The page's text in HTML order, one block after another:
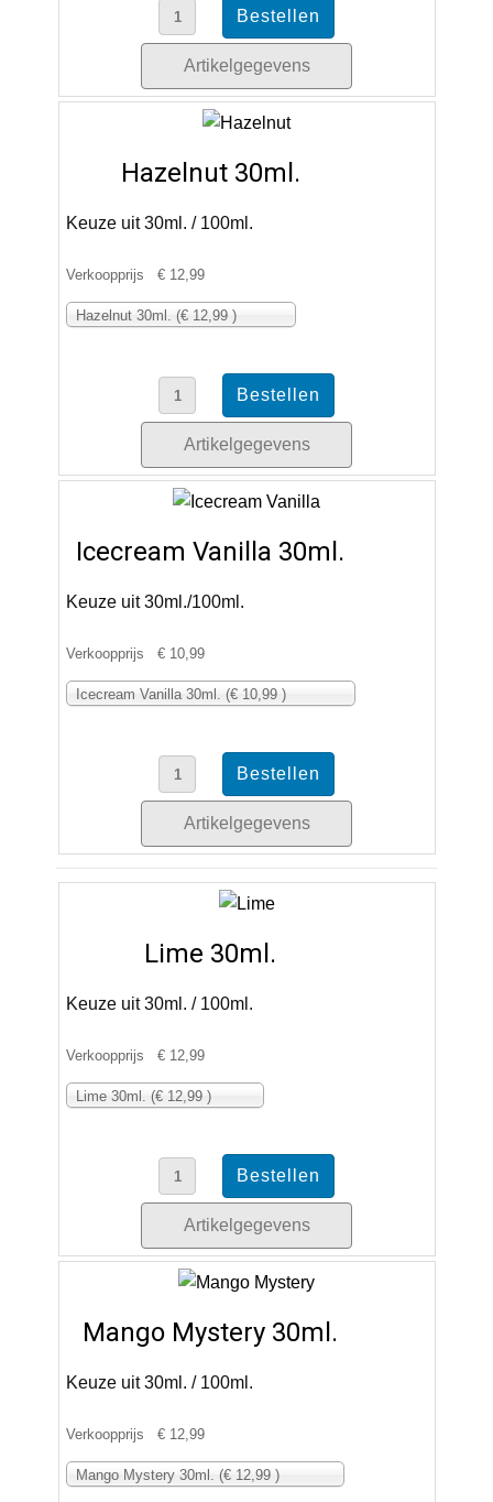
Artikelgegevens
Hazelnut 30ml.
Keuze uit 30ml. / 100ml.
Verkoopprijs € 12,99
Hazelnut 30ml. (€ 12,99 )
Artikelgegevens
Icecream Vanilla 30ml.
Keuze uit 30ml./100ml.
Verkoopprijs € 10,99
Icecream Vanilla 30ml. (€ 10,99 )
Artikelgegevens
Lime 30ml.
Keuze uit 30ml. / 100ml.
Verkoopprijs € 12,99
Lime 30ml. (€ 12,99 )
Artikelgegevens
Mango Mystery 30ml.
Keuze uit 30ml. / 100ml.
Verkoopprijs € 12,99
Mango Mystery 30ml. (€ 12,99 )